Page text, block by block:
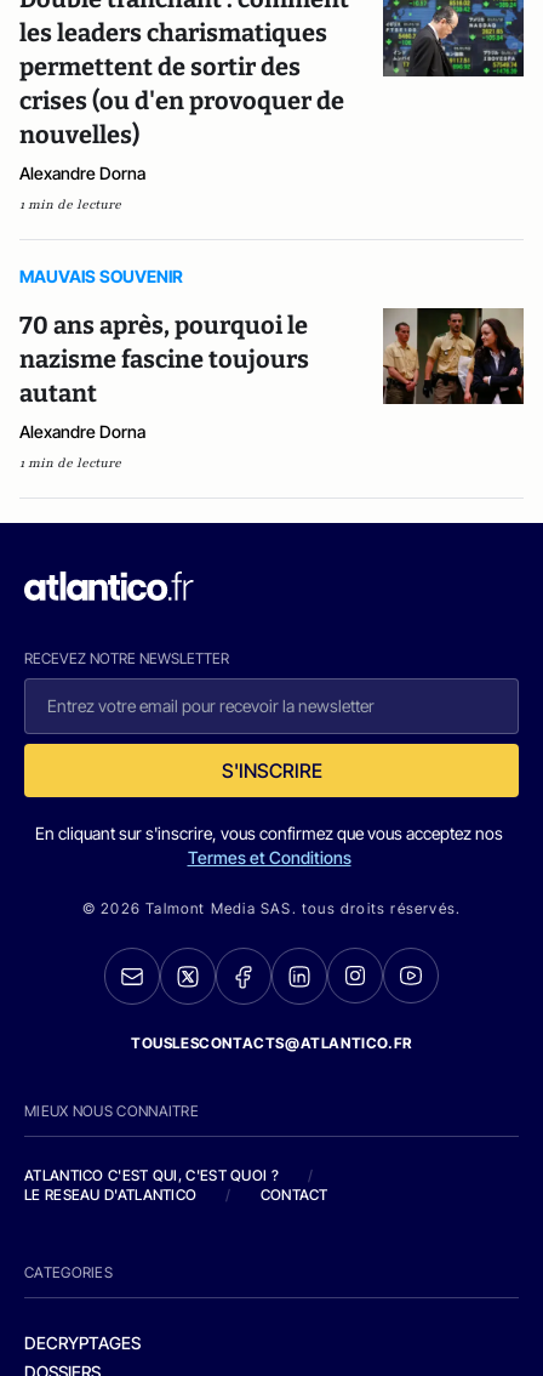
les leaders charismatiques
permettent de sortir des
crises (ou d'en provoquer de
nouvelles)
Alexandre Dorna
1 min de lecture
MAUVAIS SOUVENIR
70 ans après, pourquoi le
nazisme fascine toujours
autant
Alexandre Dorna
1 min de lecture
RECEVEZ NOTRE NEWSLETTER
S'INSCRIRE
En cliquant sur s'inscrire, vous confirmez que vous acceptez nos
Termes et Conditions
© 2026 Talmont Media SAS. tous droits réservés.
TOUSLESCONTACTS@ATLANTICO.FR
MIEUX NOUS CONNAITRE
ATLANTICO C'EST QUI, C'EST QUOI ?
/
LE RESEAU D'ATLANTICO
/ CONTACT
CATEGORIES
DECRYPTAGES
DOSSIERS